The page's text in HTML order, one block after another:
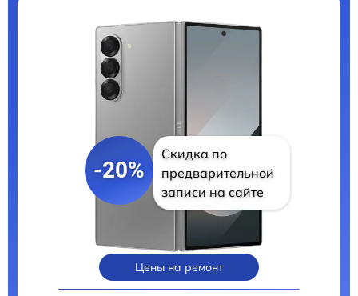
-20%
Скидка по
предварительной
записи на сайте
Цены на ремонт